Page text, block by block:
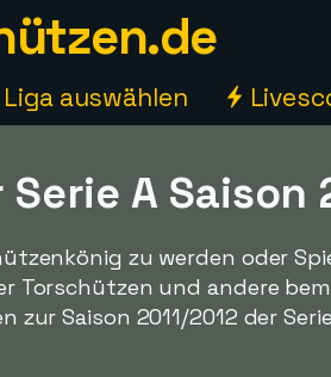
Liga auswählen
A Saison
zu werden oder
Torschützen und andere
Saison 2011/2012 der